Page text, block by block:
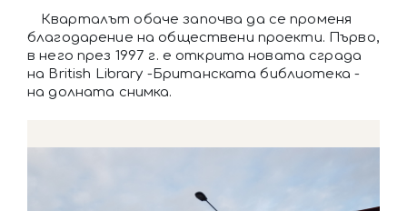
Кварталът обаче започва да се променя
благодарение на обществени проекти. Първо,
в него през 1997 г. е открита новата сграда
на British Library -Британската библиотека -
на долната снимка.